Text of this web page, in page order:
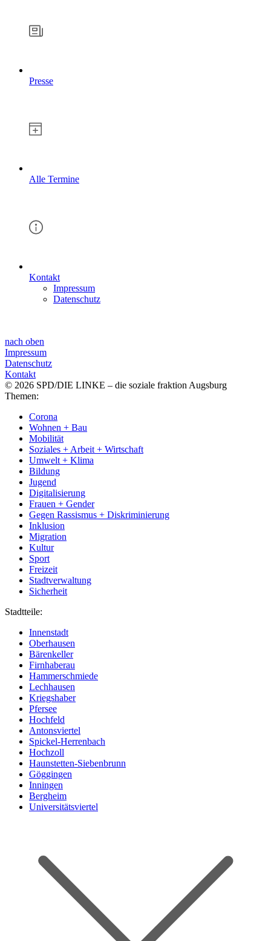
Presse
Alle Termine
Kontakt
Impressum
Datenschutz
nach oben
Impressum
Datenschutz
Kontakt
© 2026 SPD/DIE LINKE – die soziale fraktion Augsburg
Themen:
Corona
Wohnen + Bau
Mobilität
Soziales + Arbeit + Wirtschaft
Umwelt + Klima
Bildung
Jugend
Digitalisierung
Frauen + Gender
Gegen Rassismus + Diskriminierung
Inklusion
Migration
Kultur
Sport
Freizeit
Stadtverwaltung
Sicherheit
Stadtteile:
Innenstadt
Oberhausen
Bärenkeller
Firnhaberau
Hammerschmiede
Lechhausen
Kriegshaber
Pfersee
Hochfeld
Antonsviertel
Spickel-Herrenbach
Hochzoll
Haunstetten-Siebenbrunn
Göggingen
Inningen
Bergheim
Universitätsviertel